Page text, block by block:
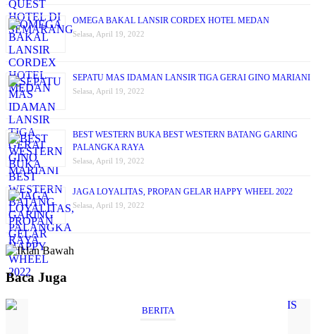
OMEGA BAKAL LANSIR CORDEX HOTEL MEDAN
Selasa, April 19, 2022
SEPATU MAS IDAMAN LANSIR TIGA GERAI GINO MARIANI
Selasa, April 19, 2022
BEST WESTERN BUKA BEST WESTERN BATANG GARING
PALANGKA RAYA
Selasa, April 19, 2022
JAGA LOYALITAS, PROPAN GELAR HAPPY WHEEL 2022
Selasa, April 19, 2022
Baca Juga
BERITA